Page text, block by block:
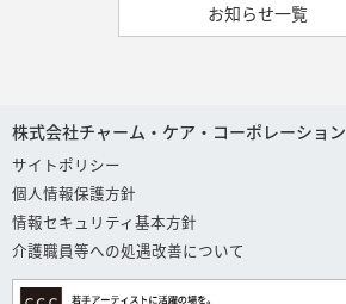
お知らせ一覧
株式会社チャーム・ケア・コーポレーション
サイトポリシー
個人情報保護方針
情報セキュリティ基本方針
介護職員等への処遇改善について